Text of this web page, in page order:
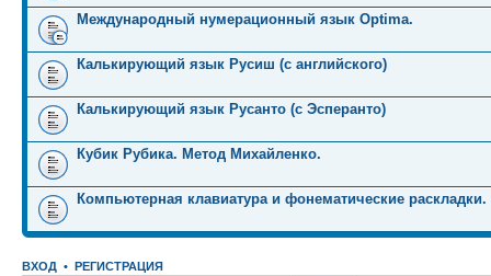
Международный нумерационный язык Optima.
Калькирующий язык Русиш (с английского)
Калькирующий язык Русанто (с Эсперанто)
Кубик Рубика. Метод Михайленко.
Компьютерная клавиатура и фонематические раскладки.
ВХОД • РЕГИСТРАЦИЯ